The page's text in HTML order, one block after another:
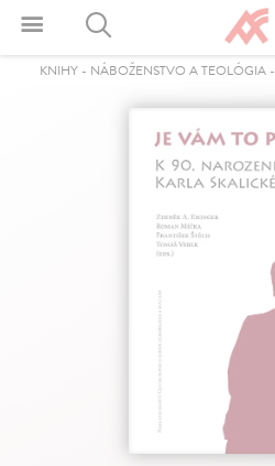
KNIHY- NÁBOŽENSTVO A TEOLÓGIA-